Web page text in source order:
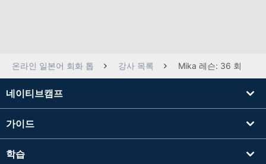
온라인 일본어 회화 톱 강사 목록 Mika 레슨: 36 회
네이티브캠프
가이드
학습